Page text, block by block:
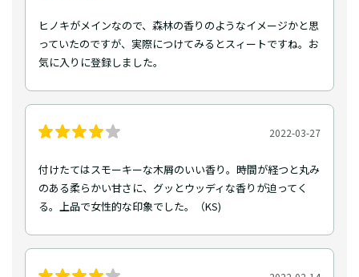
ヒノキがメインなので、森林の香りのようなイメージかと思
っていたのですが、実際につけてみるとスィートですね。お
気に入りに登録しました。
2022-03-27
付けたてはスモーキーな木屑のいい香り。時間が経つと丸み
のある柔らかい甘さに、グッとウッディな香りが迫ってく
る。上品で女性的な印象でした。（KS)